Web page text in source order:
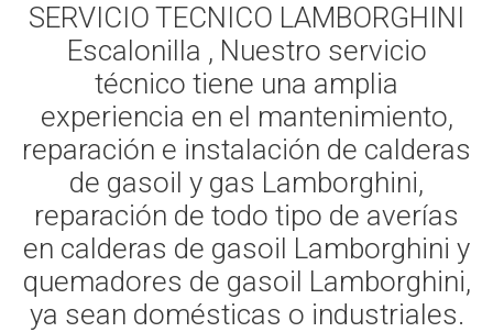
SERVICIO TECNICO LAMBORGHINI
Escalonilla , Nuestro servicio
técnico tiene una amplia
experiencia en el mantenimiento,
reparación e instalación de calderas
de gasoil y gas Lamborghini,
reparación de todo tipo de averías
en calderas de gasoil Lamborghini y
quemadores de gasoil Lamborghini,
ya sean domésticas o industriales.